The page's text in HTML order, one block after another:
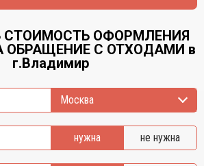
СТОИМОСТЬ ОФОРМЛЕНИЯ
ОБРАЩЕНИЕ С ОТХОДАМИ в
г.Владимир
Москва
нужна не нужна